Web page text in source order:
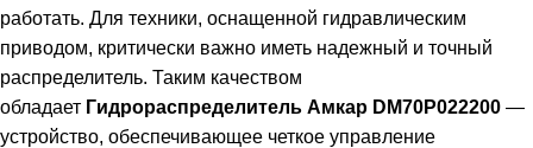
работать. Для техники, оснащенной гидравлическим
приводом, критически важно иметь надежный и точный
распределитель. Таким качеством
обладает Гидрораспределитель Амкар DM70P022200 —
устройство, обеспечивающее четкое управление